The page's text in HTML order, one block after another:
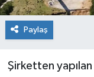
Paylaş
Şirketten